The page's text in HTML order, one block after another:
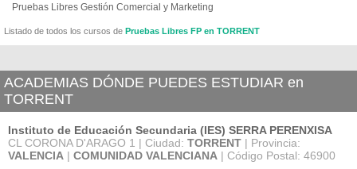
Pruebas Libres Gestión Comercial y Marketing
Listado de todos los cursos de Pruebas Libres FP en TORRENT
ACADEMIAS DÓNDE PUEDES ESTUDIAR en
TORRENT
Instituto de Educación Secundaria (IES) SERRA PERENXISA
CL CORONA D'ARAGO 1 | Ciudad: TORRENT | Provincia:
VALENCIA | COMUNIDAD VALENCIANA | Código Postal: 46900